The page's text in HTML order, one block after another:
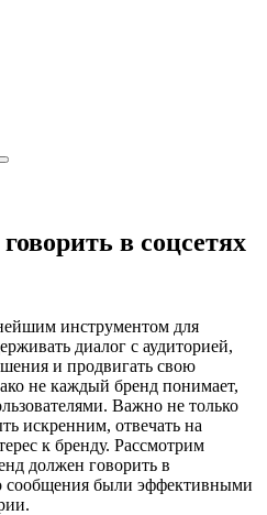
в соцсетях
инструментом для
диалог с аудиторией,
и продвигать свою
не каждый бренд понимает,
Важно не только
искренним, отвечать на
к бренду. Рассмотрим
должен говорить в
сообщения были эффективными